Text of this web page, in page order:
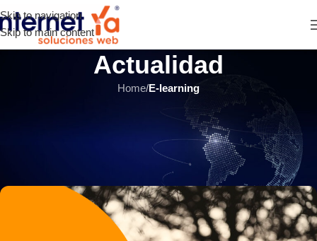
Skip to navigation
Skip to main content
Actualidad
Home/E-learning
ÚLTIMOS ARTÍCULOS
Hosting para Moodle: Claves
para elegir la mejor opción
INTERNET YA Soluciones Web el 5 octubre, 2021